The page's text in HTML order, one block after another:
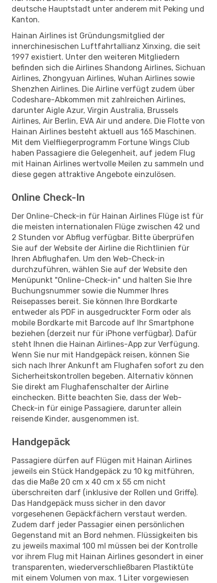
deutsche Hauptstadt unter anderem mit Peking und
Kanton.
Hainan Airlines ist Gründungsmitglied der
innerchinesischen Luftfahrtallianz Xinxing, die seit
1997 existiert. Unter den weiteren Mitgliedern
befinden sich die Airlines Shandong Airlines, Sichuan
Airlines, Zhongyuan Airlines, Wuhan Airlines sowie
Shenzhen Airlines. Die Airline verfügt zudem über
Codeshare-Abkommen mit zahlreichen Airlines,
darunter Aigle Azur, Virgin Australia, Brussels
Airlines, Air Berlin, EVA Air und andere. Die Flotte von
Hainan Airlines besteht aktuell aus 165 Maschinen.
Mit dem Vielfliegerprogramm Fortune Wings Club
haben Passagiere die Gelegenheit, auf jedem Flug
mit Hainan Airlines wertvolle Meilen zu sammeln und
diese gegen attraktive Angebote einzulösen.
Online Check-In
Der Online-Check-in für Hainan Airlines Flüge ist für
die meisten internationalen Flüge zwischen 42 und
2 Stunden vor Abflug verfügbar. Bitte überprüfen
Sie auf der Website der Airline die Richtlinien für
Ihren Abflughafen. Um den Web-Check-in
durchzuführen, wählen Sie auf der Website den
Menüpunkt "Online-Check-in" und halten Sie Ihre
Buchungsnummer sowie die Nummer Ihres
Reisepasses bereit. Sie können Ihre Bordkarte
entweder als PDF in ausgedruckter Form oder als
mobile Bordkarte mit Barcode auf Ihr Smartphone
beziehen (derzeit nur für iPhone verfügbar). Dafür
steht Ihnen die Hainan Airlines-App zur Verfügung.
Wenn Sie nur mit Handgepäck reisen, können Sie
sich nach Ihrer Ankunft am Flughafen sofort zu den
Sicherheitskontrollen begeben. Alternativ können
Sie direkt am Flughafenschalter der Airline
einchecken. Bitte beachten Sie, dass der Web-
Check-in für einige Passagiere, darunter allein
reisende Kinder, ausgenommen ist.
Handgepäck
Passagiere dürfen auf Flügen mit Hainan Airlines
jeweils ein Stück Handgepäck zu 10 kg mitführen,
das die Maße 20 cm x 40 cm x 55 cm nicht
überschreiten darf (inklusive der Rollen und Griffe).
Das Handgepäck muss sicher in den davor
vorgesehenen Gepäckfächern verstaut werden.
Zudem darf jeder Passagier einen persönlichen
Gegenstand mit an Bord nehmen. Flüssigkeiten bis
zu jeweils maximal 100 ml müssen bei der Kontrolle
vor ihrem Flug mit Hainan Airlines gesondert in einer
transparenten, wiederverschließbaren Plastiktüte
mit einem Volumen von max. 1 Liter vorgewiesen